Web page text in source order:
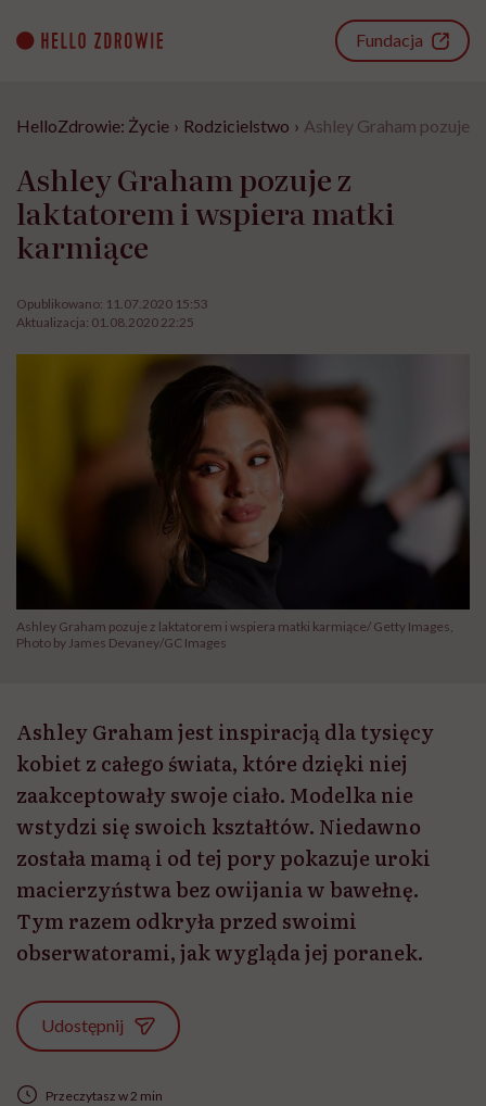
content
Fundacja
HelloZdrowie: Życie › Rodzicielstwo › Ashley Graham pozuje
Ashley Graham pozuje z
laktatorem i wspiera matki
karmiące
Opublikowano: 11.07.2020 15:53
Aktualizacja: 01.08.2020 22:25
Ashley Graham pozuje z laktatorem i wspiera matki karmiące/ Getty Images,
Photo by James Devaney/GC Images
Ashley Graham jest inspiracją dla tysięcy
kobiet z całego świata, które dzięki niej
zaakceptowały swoje ciało. Modelka nie
wstydzi się swoich kształtów. Niedawno
została mamą i od tej pory pokazuje uroki
macierzyństwa bez owijania w bawełnę.
Tym razem odkryła przed swoimi
obserwatorami, jak wygląda jej poranek.
Udostępnij
Przeczytasz w 2 min